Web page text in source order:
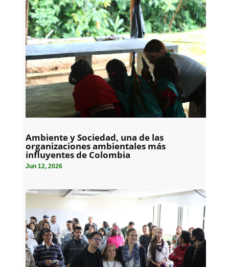
Ambiente y Sociedad, una de las
organizaciones ambientales más
influyentes de Colombia
Jun 12, 2026